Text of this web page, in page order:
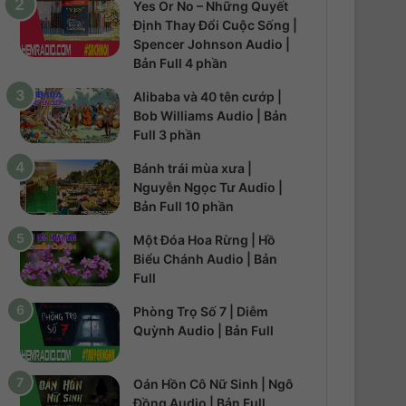
Yes Or No – Những Quyết
Định Thay Đổi Cuộc Sống |
Spencer Johnson Audio |
Bản Full 4 phần
Alibaba và 40 tên cướp |
Bob Williams Audio | Bản
Full 3 phần
Bánh trái mùa xưa |
Nguyễn Ngọc Tư Audio |
Bản Full 10 phần
Một Đóa Hoa Rừng | Hồ
Biểu Chánh Audio | Bản
Full
Phòng Trọ Số 7 | Diễm
Quỳnh Audio | Bản Full
Oán Hồn Cô Nữ Sinh | Ngô